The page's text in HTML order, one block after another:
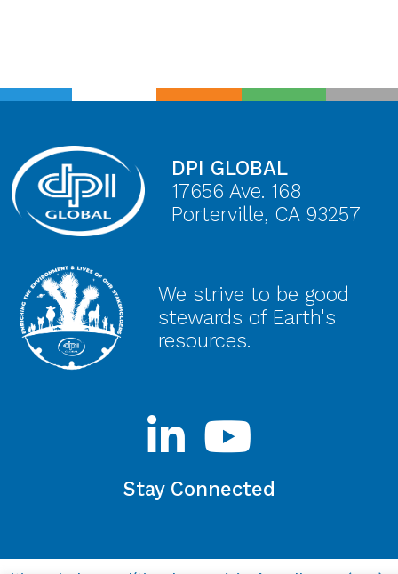
DPI GLOBAL
17656 Ave. 168
Porterville, CA 93257
We strive to be good
stewards of Earth's
resources.
Stay Connected